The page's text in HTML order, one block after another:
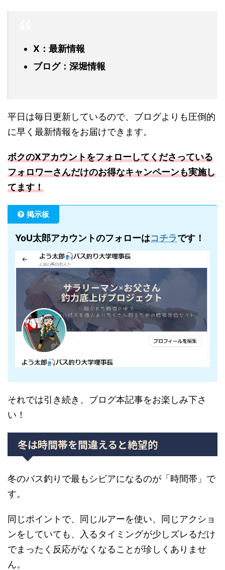
X：最新情報
ブログ：深堀情報
平日は毎日更新しているので、ブログよりも圧倒的
に早く最新情報をお届けできます。
ボクのXアカウントをフォローしてくださっている
フォロワーさんだけのお得なキャンペーンも実施し
てます！
掲示板
YoU太郎アカウントのフォローはコチラです！
それでは引き続き、ブログ本記事をお楽しみ下さ
い！
冬は時間帯を間違えると絶望的
冬のバス釣りで最もシビアになるのが「時間帯」で
す。
同じポイントで、同じルアーを使い、同じアクショ
ンをしていても、入るタイミングが少しズレるだけ
でまったく反応がなくなることが珍しくありませ
ん。